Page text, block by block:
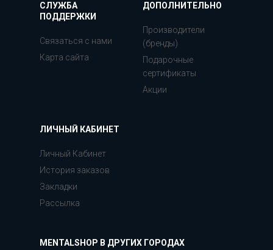
СЛУЖБА
ПОДДЕРЖКИ
Связаться с нами
Карта сайта
ДОПОЛНИТЕЛЬНО
Производители
(бренды)
Подарочные
сертификаты
Акции
ЛИЧНЫЙ КАБИНЕТ
Личный Кабинет
История заказов
Закладки
Рассылка
MENTALSHOP В ДРУГИХ ГОРОДАХ